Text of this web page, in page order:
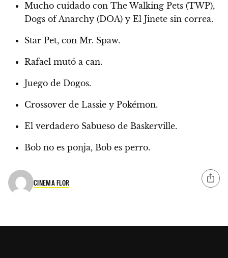
Mucho cuidado con The Walking Pets (TWP),
Dogs of Anarchy (DOA) y El Jinete sin correa.
Star Pet, con Mr. Spaw.
Rafael mutó a can.
Juego de Dogos.
Crossover de Lassie y Pokémon.
El verdadero Sabueso de Baskerville.
Bob no es ponja, Bob es perro.
CINEMA FLOR